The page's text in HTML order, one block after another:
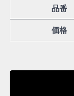
品番
価格